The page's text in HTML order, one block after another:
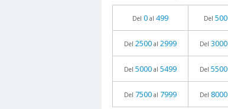
Del 0 al 499 Del 500
Del 2500 al 2999 Del 3000
Del 5000 al 5499 Del 5500
Del 7500 al 7999 Del 8000